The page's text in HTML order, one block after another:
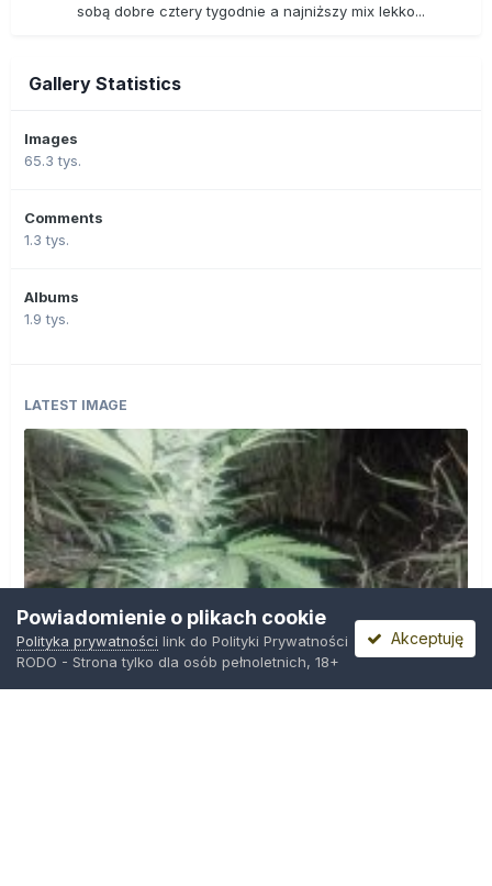
sobą dobre cztery tygodnie a najniższy mix lekko...
Gallery Statistics
Images
65.3 tys.
Comments
1.3 tys.
Albums
1.9 tys.
LATEST IMAGE
Powiadomienie o plikach cookie
Polityka prywatności link do Polityki Prywatności
RODO - Strona tylko dla osób pełnoletnich, 18+
Akceptuję